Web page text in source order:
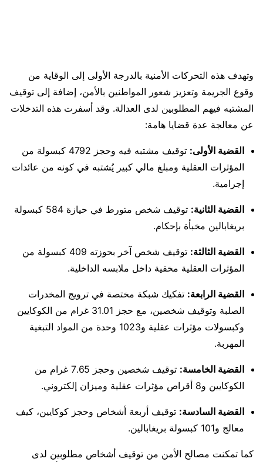
وتهدف هذه التحركات الأمنية بالدرجة الأولى إلى الوقاية من
وقوع الجريمة وتعزيز شعور المواطنين بالأمن، إضافة إلى توقيف
المشتبه فيهم المطلوبين لدى العدالة. وقد أسفرت هذه التدخلات
عن معالجة عدة قضايا هامة:
القضية الأولى:
توقيف مشتبه فيه وحجز 4792 كبسولة من
المؤثرات العقلية ومبلغ مالي كبير يُشتبه في كونه من عائدات
إجرامية.
القضية الثانية:
توقيف شخص متورط في حيازة 584 كبسولة
بريغابالين مخبأة بإحكام.
القضية الثالثة:
توقيف شخص آخر بحوزته 409 كبسولة من
المؤثرات العقلية مخفية داخل ملابسه الداخلية.
القضية الرابعة: تفكيك شبكة مختصة في ترويج المخدرات
الصلبة وتوقيف شخصين، مع حجز 31.01 غرام من الكوكايين
وكبسولات مؤثرات عقلية و1023 وحدة من المواد التبغية
المهربة.
القضية الخامسة:
توقيف شخصين وحجز 7.65 غرام من
الكوكايين و8 أقراص مؤثرات عقلية وميزان إلكتروني.
القضية السادسة: توقيف أربعة أشخاص وحجز كوكايين، كيف
معالج و101 كبسولة بريغابالين.
كما تمكنت مصالح الأمن من توقيف أشخاص مطلوبين لدى